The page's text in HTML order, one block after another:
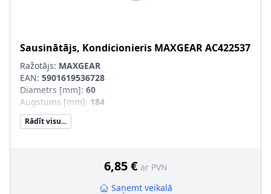
Sausinātājs, Kondicionieris MAXGEARAC422537
Ražotājs: MAXGEAR
EAN: 5901619536728
Diametrs [mm]: 60
Augstums [mm]: 184
Materiāls:Alumīnijs
Ieplūde-Ø [mm]
Rādīt visu...
6,85 € ar PVN
Saņemt veikalā